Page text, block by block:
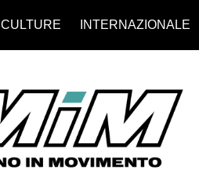
CULTURE INTERNAZIONALE